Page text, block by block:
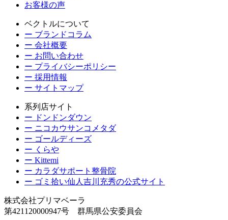
お客様の声
ベクトルについて
ー ブランドコラム
ー 会社概要
ー お問い合わせ
ー プライバシーポリシー
ー 採用情報
ー サイトマップ
系列店サイト
ー ドンドンダウン
ー ニコカウサンコメタダ
ー ゴールディーズ
ー くらや
ー Kittemi
ー カラダサポート整骨院
ー ゴミ拾い仙人吉川充秀の公式サイト
株式会社プリマベーラ
第421120000947号 群馬県公安委員会